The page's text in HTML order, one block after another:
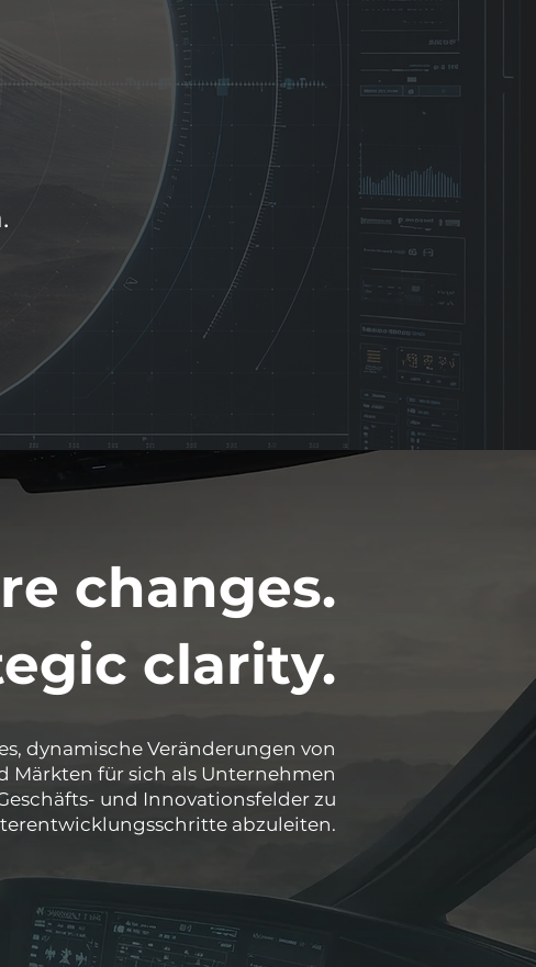
changes.
clarity.
dynamische Veränderungen von
Märkten für sich als Unternehmen
und Innovationsfelder zu
abzuleiten.